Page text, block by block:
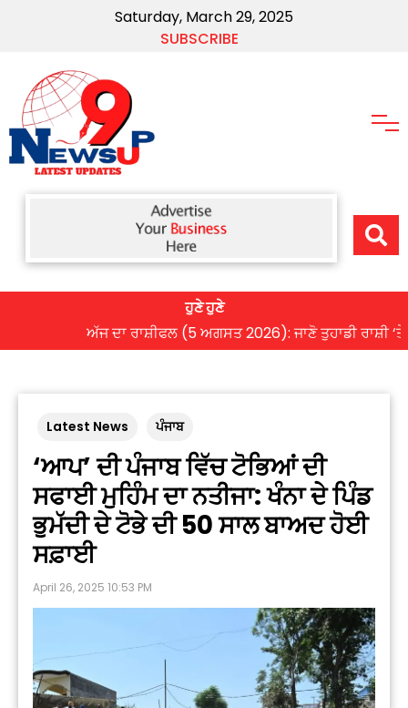
Saturday, March 29, 2025
SUBSCRIBE
ਹੁਣੇ ਹੁਣੇ
ਅੱਜ ਦਾ ਰਾਸ਼ੀਫਲ (5 ਅਗਸਤ 2026): ਜਾਣੋ ਤੁਹਾਡੀ ਰਾਸ਼ੀ ‘ਤੇ
Latest News ਪੰਜਾਬ
‘ਆਪ’ ਦੀ ਪੰਜਾਬ ਵਿੱਚ ਟੋਭਿਆਂ ਦੀ
ਸਫਾਈ ਮੁਹਿੰਮ ਦਾ ਨਤੀਜਾ: ਖੰਨਾ ਦੇ ਪਿੰਡ
ਭੁਮੱਦੀ ਦੇ ਟੋਭੇ ਦੀ 50 ਸਾਲ ਬਾਅਦ ਹੋਈ
ਸਫ਼ਾਈ
April 26, 2025 10:53 PM